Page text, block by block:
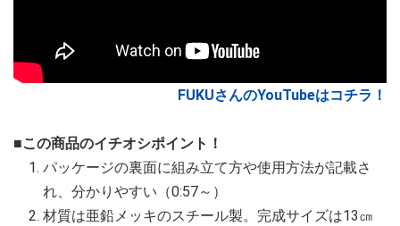
FUKUさんのYouTubeはコチラ！
■この商品のイチオシポイント！
パッケージの裏面に組み立て方や使用方法が記載さ
れ、分かりやすい（0:57～）
材質は亜鉛メッキのスチール製。完成サイズは13㎝